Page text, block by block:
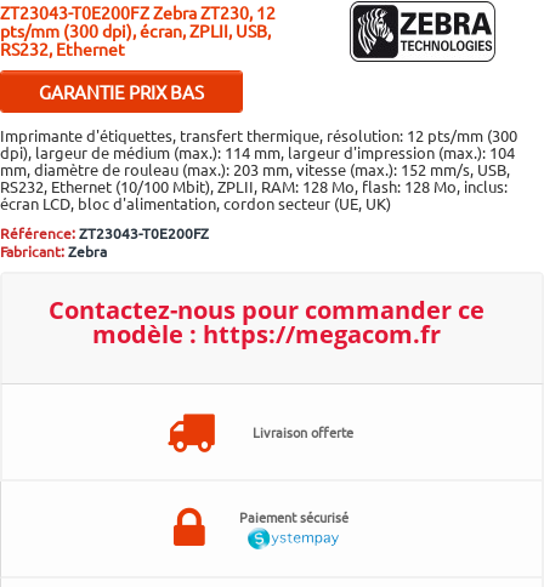
ZT23043-T0E200FZZebra ZT230, 12
pts/mm (300 dpi), écran, ZPLII, USB,
RS232, Ethernet
GARANTIE PRIX BAS
trouvez moins cher ailleurs,
contactez-nous pour bénéficier
d'un ajustement. Plus d'infos..
Imprimante d'étiquettes, transfert thermique, résolution: 12 pts/mm (300
dpi), largeur de médium (max.): 114 mm, largeur d'impression (max.): 104
mm, diamètre de rouleau (max.): 203 mm, vitesse (max.): 152 mm/s, USB,
RS232, Ethernet (10/100 Mbit), ZPLII, RAM: 128 Mo, flash: 128 Mo, inclus:
écran LCD, bloc d'alimentation, cordon secteur (UE, UK)
Référence:ZT23043-T0E200FZ
Fabricant:Zebra
Contactez-nous pour commander ce
modèle : https://megacom.fr
Livraison offerte
Paiement sécurisé